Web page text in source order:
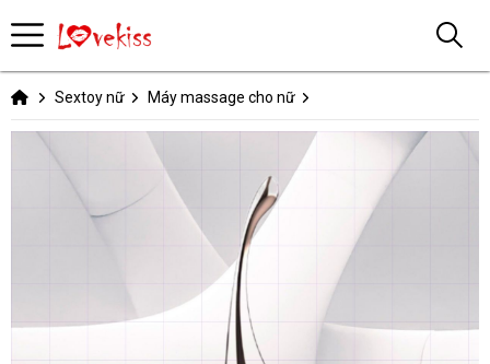
Sextoy nữ Máy massage cho nữ